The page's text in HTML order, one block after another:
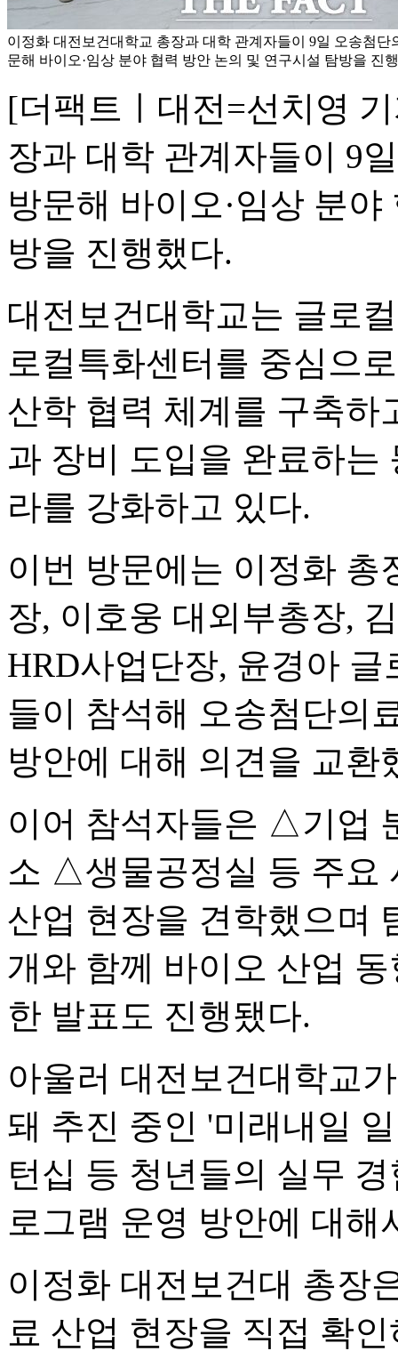
이정화 대전보건대학교 총장과 대학 관계자들이 9일 오송첨단
문해 바이오·임상 분야 협력 방안 논의 및 연구시설 탐방을 진
[더팩트ㅣ대전=선치영
장과 대학 관계자들이 9
방문해 바이오·임상 분
방을 진행했다.
대전보건대학교는 글로
로컬특화센터를 중심으
산학 협력 체계를 구축하
과 장비 도입을 완료하는
라를 강화하고 있다.
이번 방문에는 이정화 총
장, 이호웅 대외부총장,
HRD사업단장, 윤경아
들이 참석해 오송첨단의
방안에 대해 의견을 교환
이어 참석자들은 △기업
소 △생물공정실 등 주요
산업 현장을 견학했으며
개와 함께 바이오 산업
한 발표도 진행됐다.
아울러 대전보건대학교
돼 추진 중인 '미래내일
턴십 등 청년들의 실무
로그램 운영 방안에 대해
이정화 대전보건대 총장
료 산업 현장을 직접 확